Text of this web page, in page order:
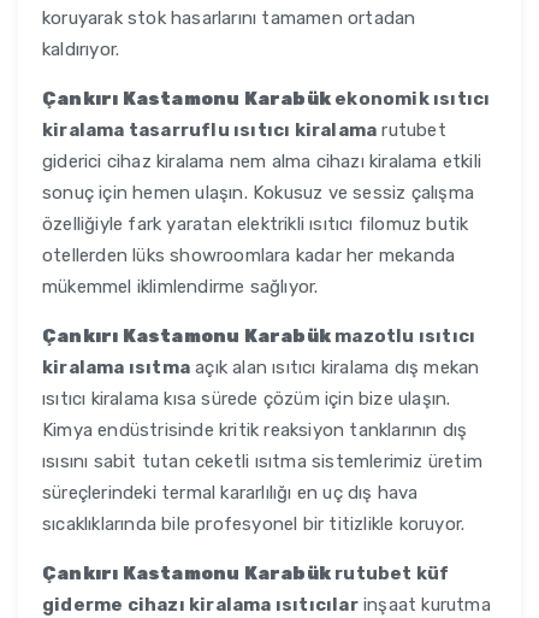
koruyarak stok hasarlarını tamamen ortadan
kaldırıyor.
Çankırı Kastamonu Karabük ekonomik ısıtıcı
kiralama tasarruflu ısıtıcı kiralama rutubet
giderici cihaz kiralama nem alma cihazı kiralama etkili
sonuç için hemen ulaşın. Kokusuz ve sessiz çalışma
özelliğiyle fark yaratan elektrikli ısıtıcı filomuz butik
otellerden lüks showroomlara kadar her mekanda
mükemmel iklimlendirme sağlıyor.
Çankırı Kastamonu Karabük mazotlu ısıtıcı
kiralama ısıtma açık alan ısıtıcı kiralama dış mekan
ısıtıcı kiralama kısa sürede çözüm için bize ulaşın.
Kimya endüstrisinde kritik reaksiyon tanklarının dış
ısısını sabit tutan ceketli ısıtma sistemlerimiz üretim
süreçlerindeki termal kararlılığı en uç dış hava
sıcaklıklarında bile profesyonel bir titizlikle koruyor.
Çankırı Kastamonu Karabük rutubet küf
giderme cihazı kiralama ısıtıcılarinşaat kurutma